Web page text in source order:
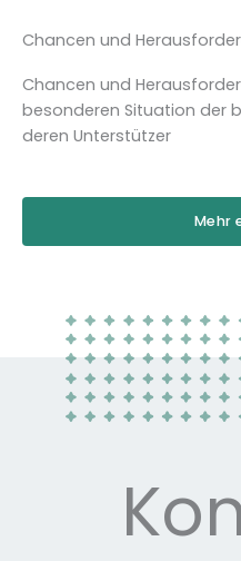
Chancen und
Chancen und
besonderen Situation der
deren Unterstützer
Mehr